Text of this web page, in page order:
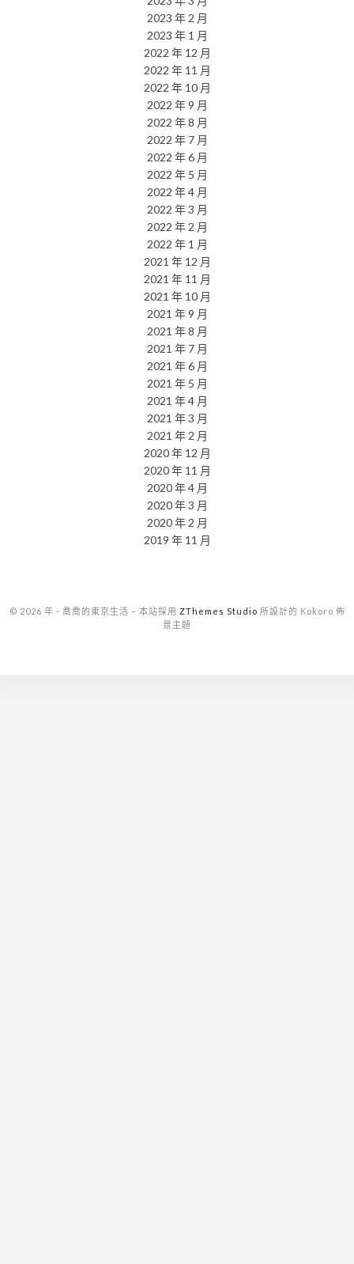
2023 年 2 月
2023 年 1 月
2022 年 12 月
2022 年 11 月
2022 年 10 月
2022 年 9 月
2022 年 8 月
2022 年 7 月
2022 年 6 月
2022 年 5 月
2022 年 4 月
2022 年 3 月
2022 年 2 月
2022 年 1 月
2021 年 12 月
2021 年 11 月
2021 年 10 月
2021 年 9 月
2021 年 8 月
2021 年 7 月
2021 年 6 月
2021 年 5 月
2021 年 4 月
2021 年 3 月
2021 年 2 月
2020 年 12 月
2020 年 11 月
2020 年 4 月
2020 年 3 月
2020 年 2 月
2019 年 11 月
© 2026 年 - 喬喬的東京生活 – 本站採用 ZThemes Studio 所設計的 Kokoro 佈
景主題